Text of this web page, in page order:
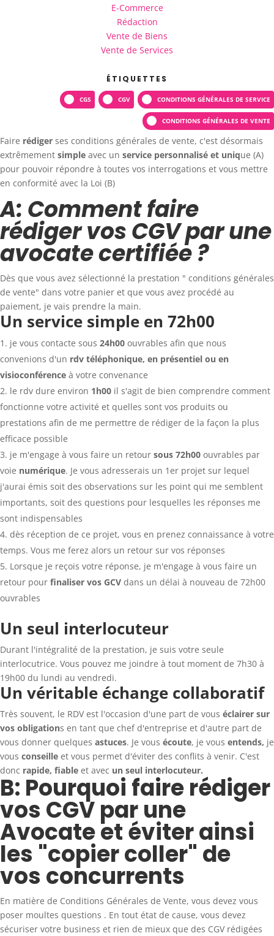
Faire rédiger ses conditions générales de vente, c'est désormais
extrêmement simple avec un service personnalisé et unique (A)
pour pouvoir répondre à toutes vos interrogations et vous mettre
en conformité avec la Loi (B)
A: Comment faire
rédiger vos CGV par une
avocate certifiée ?
Dès que vous avez sélectionné la prestation " conditions générales
de vente" dans votre panier et que vous avez procédé au
paiement, je vais prendre la main.
Un service simple en 72h00
je vous contacte sous 24h00 ouvrables afin que nous
convenions d'un rdv téléphonique, en présentiel ou en
visioconférence à votre convenance
le rdv dure environ 1h00 il s'agit de bien comprendre comment
fonctionne votre activité et quelles sont vos produits ou
prestations afin de me permettre de rédiger de la façon la plus
efficace possible
je m'engage à vous faire un retour sous 72h00 ouvrables par
voie numérique. Je vous adresserais un 1er projet sur lequel
j'aurai émis soit des observations sur les point qui me semblent
importants, soit des questions pour lesquelles les réponses me
sont indispensables
dès réception de ce projet, vous en prenez connaissance à votre
temps. Vous me ferez alors un retour sur vos réponses
Lorsque je reçois votre réponse, je m'engage à vous faire un
retour pour finaliser vos GCV dans un délai à nouveau de 72h00
ouvrables
Un seul interlocuteur
Durant l'intégralité de la prestation, je suis votre seule
interlocutrice. Vous pouvez me joindre à tout moment de 7h30 à
19h00 du lundi au vendredi.
Un véritable échange collaboratif
Très souvent, le RDV est l'occasion d'une part de vous éclairer sur
vos obligations en tant que chef d'entreprise et d'autre part de
vous donner quelques astuces. Je vous écoute, je vous entends, je
vous conseille et vous permet d'éviter des conflits à venir. C'est
donc rapide, fiable et avec un seul interlocuteur.
B: Pourquoi faire rédiger
vos CGV par une
Avocate et éviter ainsi
les "copier coller" de
vos concurrents
En matière de Conditions Générales de Vente, vous devez vous
poser moultes questions . En tout état de cause, vous devez
sécuriser votre business et rien de mieux que des CGV rédigées
E-Commerce
Rédaction
Vente de Biens
Vente de Services
ÉTIQUETTES
CGS CGV CONDITIONS GÉNÉRALES DE SERVICE
CONDITIONS GÉNÉRALES DE VENTE